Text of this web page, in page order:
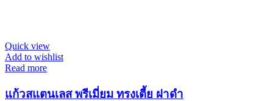
Quick view
Add to wishlist
Read more
แก้วสแตนเลส พรีเมี่ยม ทรงเตี้ย ฝาดำ